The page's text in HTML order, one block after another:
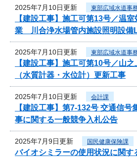
2025年7月10日更新 東部広域水道事
【建設工事】施工可第13号／温
業 川合浄水場管内施設照明設備
2025年7月10日更新 東部広域水道事
【建設工事】施工可第10号／山
（水質計器・水位計）更新工事
2025年7月10日更新 会計課
【建設工事】第7-132号 交通信号
事に関する一般競争入札公告
2025年7月9日更新 国民健康保険課
バイオシミラーの使用状況に関す